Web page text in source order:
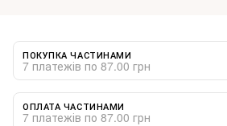
ПОКУПКА ЧАСТИНАМИ
7 платежів по 87.00 грн
ОПЛАТА ЧАСТИНАМИ
7 платежів по 87.00 грн